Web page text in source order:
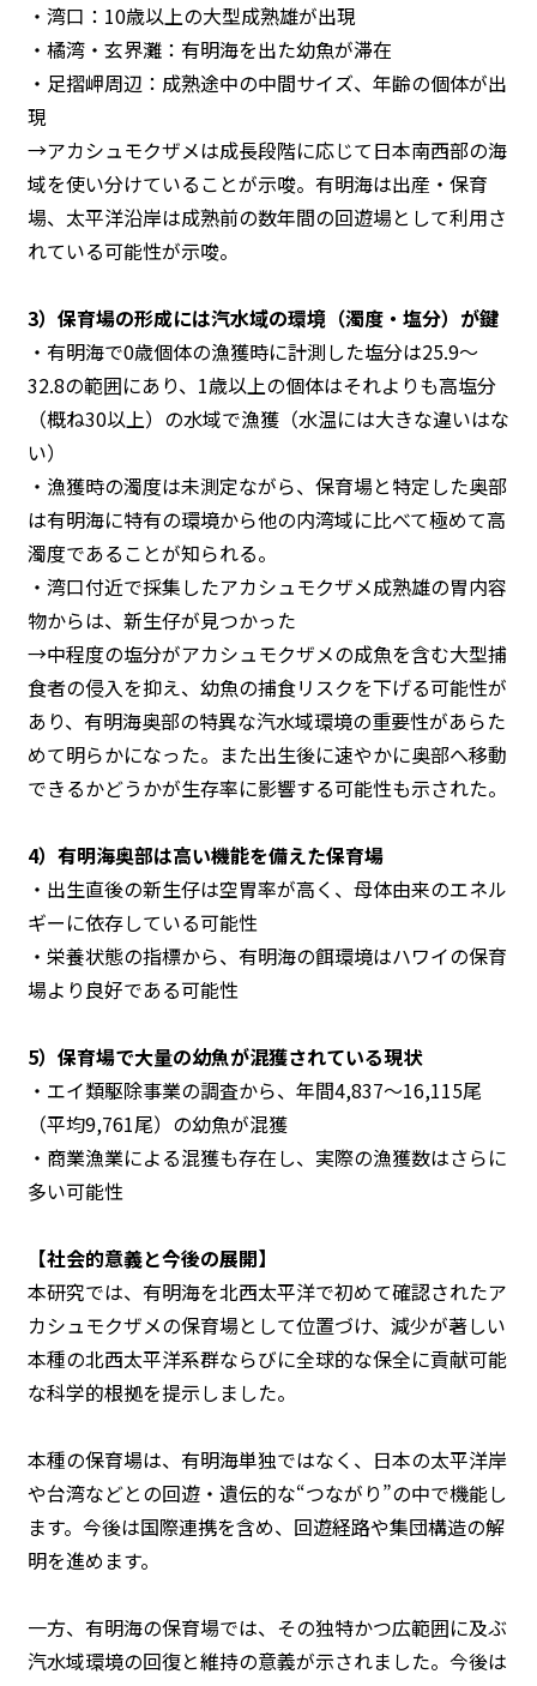
・湾口：10歳以上の大型成熟雄が出現
・橘湾・玄界灘：有明海を出た幼魚が滞在
・足摺岬周辺：成熟途中の中間サイズ、年齢の個体が出
現
→アカシュモクザメは成長段階に応じて日本南西部の海
域を使い分けていることが示唆。有明海は出産・保育
場、太平洋沿岸は成熟前の数年間の回遊場として利用さ
れている可能性が示唆。
3）保育場の形成には汽水域の環境（濁度・塩分）が鍵
・有明海で0歳個体の漁獲時に計測した塩分は25.9〜
32.8の範囲にあり、1歳以上の個体はそれよりも高塩分
（概ね30以上）の水域で漁獲（水温には大きな違いはな
い）
・漁獲時の濁度は未測定ながら、保育場と特定した奥部
は有明海に特有の環境から他の内湾域に比べて極めて高
濁度であることが知られる。
・湾口付近で採集したアカシュモクザメ成熟雄の胃内容
物からは、新生仔が見つかった
→中程度の塩分がアカシュモクザメの成魚を含む大型捕
食者の侵入を抑え、幼魚の捕食リスクを下げる可能性が
あり、有明海奥部の特異な汽水域環境の重要性があらた
めて明らかになった。また出生後に速やかに奥部へ移動
できるかどうかが生存率に影響する可能性も示された。
4）有明海奥部は高い機能を備えた保育場
・出生直後の新生仔は空胃率が高く、母体由来のエネル
ギーに依存している可能性
・栄養状態の指標から、有明海の餌環境はハワイの保育
場より良好である可能性
5）保育場で大量の幼魚が混獲されている現状
・エイ類駆除事業の調査から、年間4,837〜16,115尾
（平均9,761尾）の幼魚が混獲
・商業漁業による混獲も存在し、実際の漁獲数はさらに
多い可能性
【社会的意義と今後の展開】
本研究では、有明海を北西太平洋で初めて確認されたア
カシュモクザメの保育場として位置づけ、減少が著しい
本種の北西太平洋系群ならびに全球的な保全に貢献可能
な科学的根拠を提示しました。
本種の保育場は、有明海単独ではなく、日本の太平洋岸
や台湾などとの回遊・遺伝的な“つながり”の中で機能し
ます。今後は国際連携を含め、回遊経路や集団構造の解
明を進めます。
一方、有明海の保育場では、その独特かつ広範囲に及ぶ
汽水域環境の回復と維持の意義が示されました。今後は